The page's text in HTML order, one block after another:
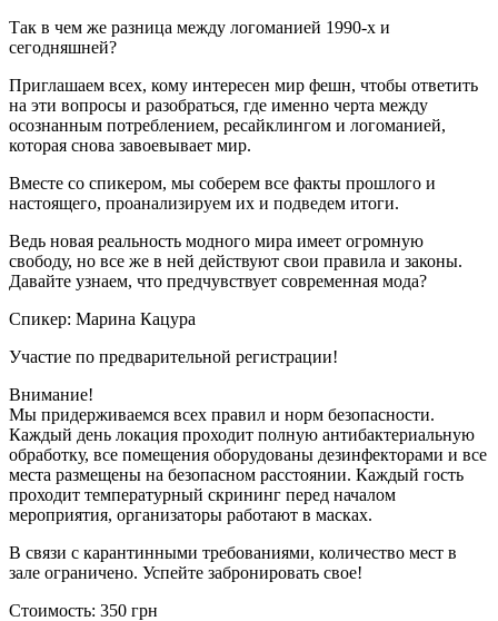
Так в чем же разница между логоманией 1990-х и
сегодняшней?
Приглашаем всех, кому интересен мир фешн, чтобы ответить
на эти вопросы и разобраться, где именно черта между
осознанным потреблением, ресайклингом и логоманией,
которая снова завоевывает мир.
Вместе со спикером, мы соберем все факты прошлого и
настоящего, проанализируем их и подведем итоги.
Ведь новая реальность модного мира имеет огромную
свободу, но все же в ней действуют свои правила и законы.
Давайте узнаем, что предчувствует современная мода?
Спикер: Марина Кацура
Участие по предварительной регистрации!
Внимание!
Мы придерживаемся всех правил и норм безопасности.
Каждый день локация проходит полную антибактериальную
обработку, все помещения оборудованы дезинфекторами и все
места размещены на безопасном расстоянии. Каждый гость
проходит температурный скрининг перед началом
мероприятия, организаторы работают в масках.
В связи с карантинными требованиями, количество мест в
зале ограничено. Успейте забронировать свое!
Стоимость: 350 грн